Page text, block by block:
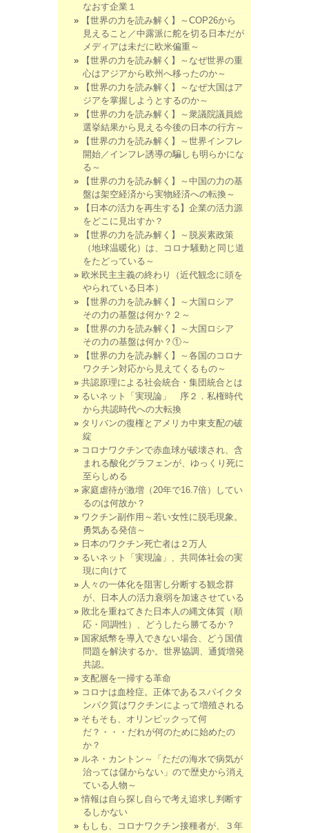
なおす企業１
【世界の力を読み解く】～COP26から
見えること／中露派に舵を切る日本だが
メディアは未だに欧米偏重～
【世界の力を読み解く】～なぜ世界の重
心はアジアから欧州へ移ったのか～
【世界の力を読み解く】～なぜ大国はア
ジアを掌握しようとするのか～
【世界の力を読み解く】～衆議院議員総
選挙結果から見える今後の日本の行方～
【世界の力を読み解く】～世界インフレ
開始／インフレ誘導の騙しも明らかにな
る～
【世界の力を読み解く】～中国の力の基
盤は架空経済から実物経済への転換～
【日本の活力を再生する】企業の活力源
をどこに見出すか？
【世界の力を読み解く】～脱炭素政策
（地球温暖化）は、コロナ騒動と同じ道
をたどっている～
欧米民主主義の終わり（近代観念に頭を
やられている日本）
【世界の力を読み解く】～大国ロシア
その力の基盤は何か？２～
【世界の力を読み解く】～大国ロシア
その力の基盤は何か？①～
【世界の力を読み解く】～各国のコロナ
ワクチン対応から見えてくるもの～
共認原理による社会統合・集団統合とは
るいネット「実現論」 序２．私権時代
から共認時代への大転換
タリバンの復権とアメリカ中東支配の破
綻
コロナワクチンで赤血球が破壊され、含
まれる酸化グラフェンが、ゆっくり死に
至らしめる
家庭虐待が激増（20年で16.7倍）してい
るのは何故か？
ワクチン副作用～若い女性に脱毛現象。
勇気ある発信～
日本のワクチン死亡者は２万人
るいネット「実現論」、共同体社会の実
現に向けて
人々の一体化を阻害し分断する観念群
が、日本人の活力衰弱を加速させている
敗北を重ねてきた日本人の縄文体質（順
応・同調性）、どうしたら勝てるか？
国家紙幣を導入できない場合、どう国債
問題を解決するか。世界協調、通貨増発
共認。
支配層を一掃する革命
コロナは血栓症。正体であるスパイクタ
ンパク質はワクチンによって増殖される
そもそも、オリンピックって何
だ？・・・だれが何のために始めたの
か？
ルネ・カントン～「ただの海水で病気が
治っては儲からない」ので歴史から消え
ている人物～
情報は自ら探し自らで考え追求し判断す
るしかない
もしも、コロナワクチン接種者が、３年